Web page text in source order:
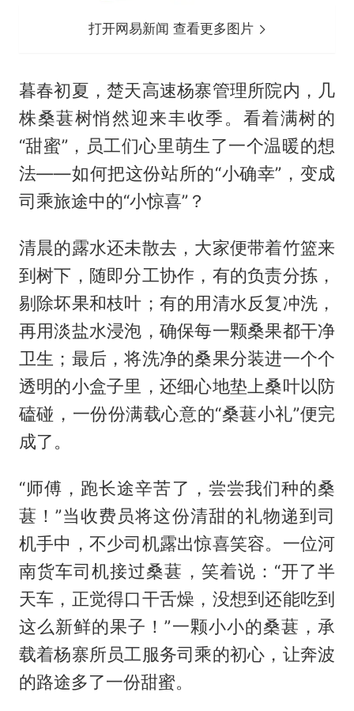
打开网易新闻 查看更多图片
暮春初夏，楚天高速杨寨管理所院内，几
株桑葚树悄然迎来丰收季。看着满树的
“甜蜜”，员工们心里萌生了一个温暖的想
法——如何把这份站所的“小确幸”，变成
司乘旅途中的“小惊喜”？
清晨的露水还未散去，大家便带着竹篮来
到树下，随即分工协作，有的负责分拣，
剔除坏果和枝叶；有的用清水反复冲洗，
再用淡盐水浸泡，确保每一颗桑果都干净
卫生；最后，将洗净的桑果分装进一个个
透明的小盒子里，还细心地垫上桑叶以防
磕碰，一份份满载心意的“桑葚小礼”便完
成了。
“师傅，跑长途辛苦了，尝尝我们种的桑
葚！”当收费员将这份清甜的礼物递到司
机手中，不少司机露出惊喜笑容。一位河
南货车司机接过桑葚，笑着说：“开了半
天车，正觉得口干舌燥，没想到还能吃到
这么新鲜的果子！”一颗小小的桑葚，承
载着杨寨所员工服务司乘的初心，让奔波
的路途多了一份甜蜜。